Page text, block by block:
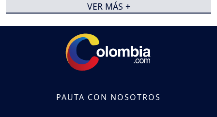
VER MÁS +
PAUTA CON NOSOTROS